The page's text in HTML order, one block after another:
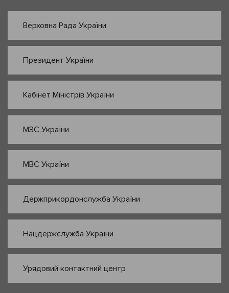
Верховна Рада України
Президент України
Кабінет Міністрів України
МЗС України
МВС України
Держприкордонслужба України
Нацдержслужба України
Урядовий контактний центр